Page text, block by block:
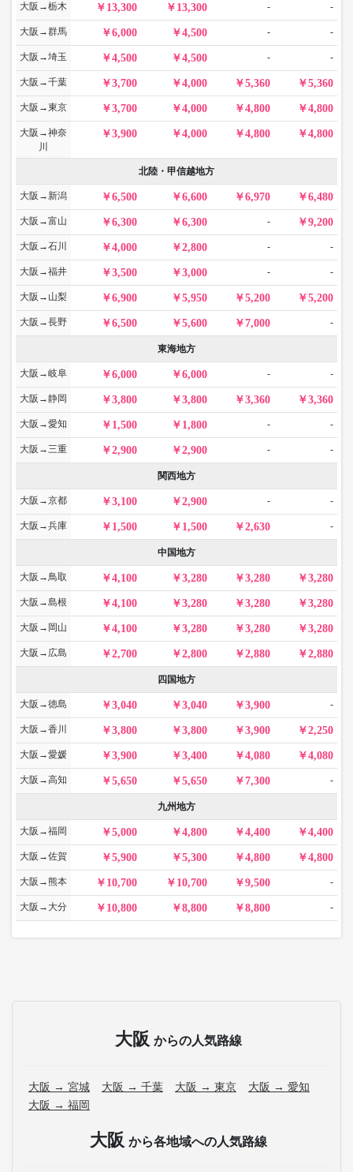
大阪→栃木 13,300 13,300 - -
大阪→群馬 6,000 4,500 - -
大阪→埼玉 4,500 4,500 - -
大阪→千葉 3,700 4,000 5,360 5,360
大阪→東京 3,700 4,000 4,800 4,800
大阪→神奈
川
3,900 4,000 4,800 4,800
北陸・甲信越地方
大阪→新潟 6,500 6,600 6,970 6,480
大阪→富山 6,300 6,300 - 9,200
大阪→石川 4,000 2,800 - -
大阪→福井 3,500 3,000 - -
大阪→山梨 6,900 5,950 5,200 5,200
大阪→長野 6,500 5,600 7,000 -
東海地方
大阪→岐阜 6,000 6,000 - -
大阪→静岡 3,800 3,800 3,360 3,360
大阪→愛知 1,500 1,800 - -
大阪→三重 2,900 2,900 - -
関西地方
大阪→京都 3,100 2,900 - -
大阪→兵庫 1,500 1,500 2,630 -
中国地方
大阪→鳥取 4,100 3,280 3,280 3,280
大阪→島根 4,100 3,280 3,280 3,280
大阪→岡山 4,100 3,280 3,280 3,280
大阪→広島 2,700 2,800 2,880 2,880
四国地方
大阪→徳島 3,040 3,040 3,900 -
大阪→香川 3,800 3,800 3,900 2,250
大阪→愛媛 3,900 3,400 4,080 4,080
大阪→高知 5,650 5,650 7,300 -
九州地方
大阪→福岡 5,000 4,800 4,400 4,400
大阪→佐賀 5,900 5,300 4,800 4,800
大阪→熊本 10,700 10,700 9,500 -
大阪→大分 10,800 8,800 8,800 -
大阪 からの人気路線
大阪 → 宮城 大阪 → 千葉 大阪 → 東京
大阪 → 愛知
大阪 → 福岡
大阪 から各地域への人気路線